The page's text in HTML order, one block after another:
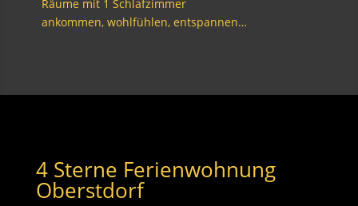
Räume mit 1 Schlafzimmer
ankommen, wohlfühlen, entspannen…
4 Sterne Ferienwohnung
Oberstdorf